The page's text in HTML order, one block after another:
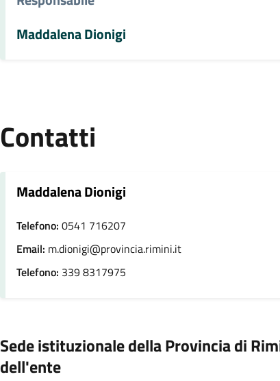
Maddalena Dionigi
Contatti
Maddalena Dionigi
Telefono: 0541 716207
Email: m.dionigi@provincia.rimini.it
Telefono: 339 8317975
Sede istituzionale della Provincia di
dell'ente